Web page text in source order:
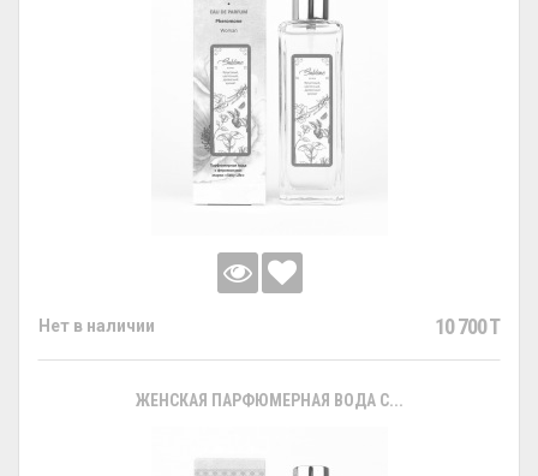
Нет в наличии 10 700 T
ЖЕНСКАЯ ПАРФЮМЕРНАЯ ВОДА С...